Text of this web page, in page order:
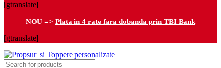
[gtranslate]
NOU => Plata in 4 rate fara dobanda prin TBI Bank
[gtranslate]